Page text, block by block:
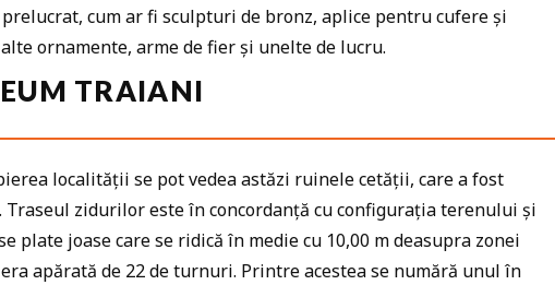
cum ar fi sculpturi de bronz, aplice pentru cufere și
ornamente, arme de fier și unelte de lucru.
TRAIANI
localității se pot vedea astăzi ruinele cetății, care a fost
zidurilor este în concordanță cu configurația terenului și
plate joase care se ridică în medie cu 10,00 m deasupra zonei
apărată de 22 de turnuri. Printre acestea se numără unul în